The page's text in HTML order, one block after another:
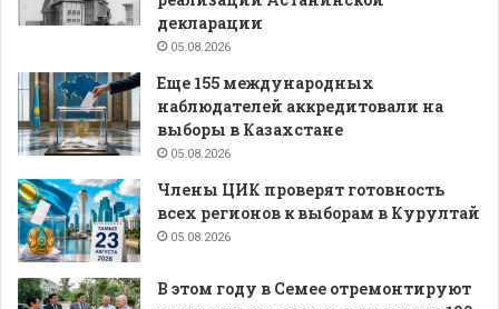
декларации
05.08.2026
Еще 155 международных
наблюдателей аккредитовали на
выборы в Казахстане
05.08.2026
Члены ЦИК проверят готовность
всех регионов к выборам в Курултай
05.08.2026
В этом году в Семее отремонтируют